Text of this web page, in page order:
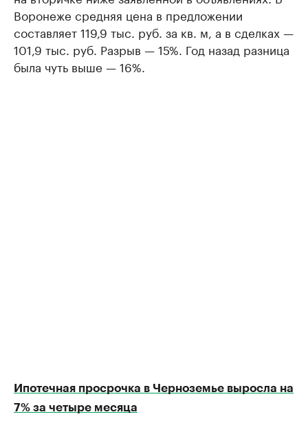
Воронеже средняя цена в предложении
составляет 119,9 тыс. руб. за кв. м, а в сделках —
101,9 тыс. руб. Разрыв — 15%. Год назад разница
была чуть выше — 16%.
Ипотечная просрочка в Черноземье выросла на
7% за четыре месяца